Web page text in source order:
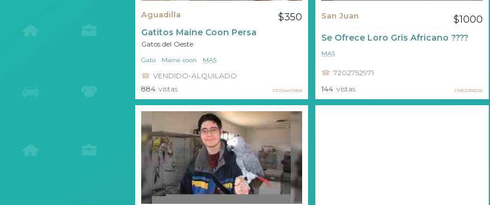
Aguadilla $350
Gatitos Maine Coon Persa
Gatos del Oeste
VENDIDO-ALQUILADO
Gato Maine coon MAS
884 vistas PR20447858
San Juan $1000
Se Ofrece Loro Gris Africano ????
7202752971
MAS
144 vistas PR62058226